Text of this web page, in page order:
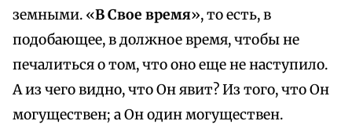
земными. «В Свое время», то есть, в
подобающее, в должное время, чтобы не
печалиться о том, что оно еще не наступило.
А из чего видно, что Он явит? Из того, что Он
могуществен; а Он один могуществен.